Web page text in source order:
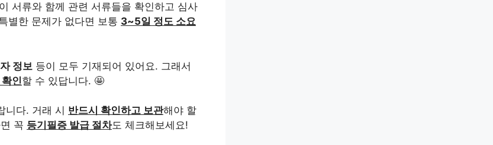
서류와 함께 관련 서류들을 확인하고 심사
별한 문제가 없다면 보통 3~5일 정도 소요
정보 등이 모두 기재되어 있어요. 그래서
인할 수 있답니다. 🤩
니다. 거래 시 반드시 확인하고 보관해야 할
꼭 등기필증 발급 절차도 체크해보세요!